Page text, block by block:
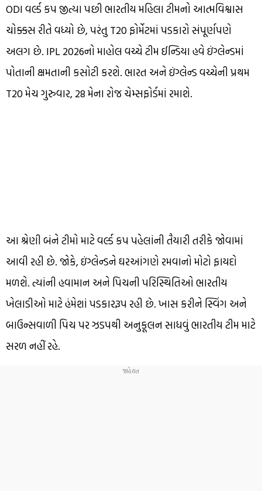
ODI વર્લ્ડ કપ જીત્યા પછી ભારતીય મહિલા ટીમનો આત્મવિશ્વાસ
ચોક્કસ રીતે વધ્યો છે, પરંતુ T20 ફોર્મેટમાં પડકારો સંપૂર્ણપણે
અલગ છે. IPL 2026નો માહોલ વચ્ચે ટીમ ઈન્ડિયા હવે ઇંગ્લેન્ડમાં
પોતાની ક્ષમતાની કસોટી કરશે. ભારત અને ઇંગ્લેન્ડ વચ્ચેની પ્રથમ
T20 મેચ ગુરુવાર, 28 મેના રોજ ચેમ્સફોર્ડમાં રમાશે.
આ શ્રેણી બંને ટીમો માટે વર્લ્ડ કપ પહેલાંની તૈયારી તરીકે જોવામાં
આવી રહી છે. જોકે, ઇંગ્લેન્ડને ઘરઆંગણે રમવાનો મોટો ફાયદો
મળશે. ત્યાંની હવામાન અને પિચની પરિસ્થિતિઓ ભારતીય
ખેલાડીઓ માટે હંમેશાં પડકારરૂપ રહી છે. ખાસ કરીને સ્વિંગ અને
બાઉન્સવાળી પિચ પર ઝડપથી અનુકૂલન સાધવું ભારતીય ટીમ માટે
સરળ નહીં રહે.